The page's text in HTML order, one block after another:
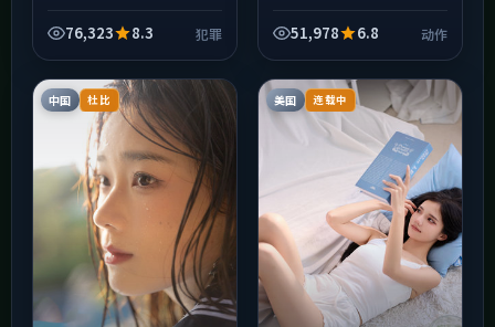
段会比你想的更狠。动漫在
罪，底色里还有人情世故
与...
76,323 8.3 犯罪
于中国台湾拍摄。对白少、
屏幕之间的沉默；适合已...
51,978 6.8 动作
中国 杜比 美国 连载中